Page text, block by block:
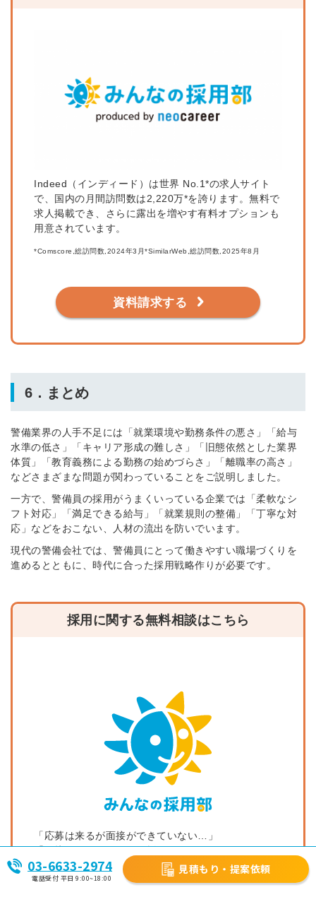
Indeed（インディード）は世界 No.1*の求人サイト
で、国内の月間訪問数は2,220万*を誇ります。 無料で
求人掲載でき、さらに露出を増やす有料オプションも
用意されています。
*Comscore,総訪問数,2024年3月*SimilarWeb,総訪問数,2025年8月
資料請求する
6．まとめ
警備業界の人手不足には「就業環境や勤務条件の悪さ」「給与
水準の低さ」「キャリア形成の難しさ」「旧態依然とした業界
体質」「教育義務による勤務の始めづらさ」「離職率の高さ」
などさまざまな問題が関わっていることをご説明しました。
一方で、警備員の採用がうまくいっている企業では「柔軟なシ
フト対応」「満足できる給与」「就業規則の整備」「丁寧な対
応」などをおこない、人材の流出を防いでいます。
現代の警備会社では、警備員にとって働きやすい職場づくりを
進めるとともに、時代に合った採用戦略作りが必要です。
採用に関する無料相談はこちら
「応募は来るが面接ができていない…」
「面接はできるものの、採用に至らない…」
「面接後や採用後の辞退が多い…」などのお悩みを、
経験豊富なコンサルタントへ無料でご相談することが
03-6633-2974
電話受付 平日 9:00~18:00
見積もり・提案依頼